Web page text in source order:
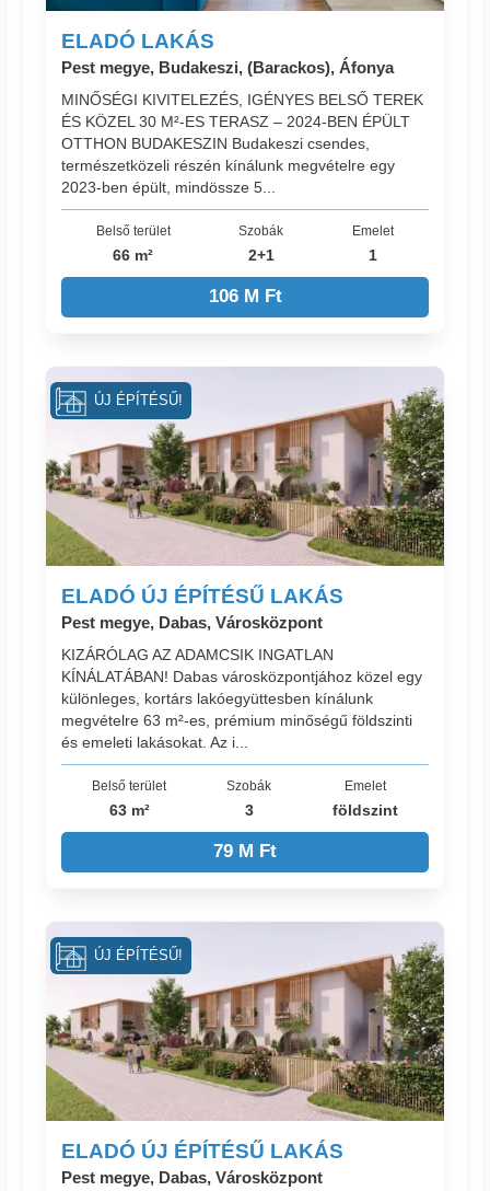
ELADÓ LAKÁS
Pest megye, Budakeszi, (Barackos), Áfonya
MINŐSÉGI KIVITELEZÉS, IGÉNYES BELSŐ TEREK
ÉS KÖZEL 30 M²-ES TERASZ – 2024-BEN ÉPÜLT
OTTHON BUDAKESZIN Budakeszi csendes,
természetközeli részén kínálunk megvételre egy
2023-ben épült, mindössze 5...
Belső terület
66 m²
Szobák
2+1
Emelet
1
106 M Ft
ELADÓ ÚJ ÉPÍTÉSŰ LAKÁS
Pest megye, Dabas, Városközpont
KIZÁRÓLAG AZ ADAMCSIK INGATLAN
KÍNÁLATÁBAN! Dabas városközpontjához közel egy
különleges, kortárs lakóegyüttesben kínálunk
megvételre 63 m²-es, prémium minőségű földszinti
és emeleti lakásokat. Az i...
Belső terület
63 m²
Szobák
3
Emelet
földszint
79 M Ft
ÚJ ÉPÍTÉSŰ!
ELADÓ ÚJ ÉPÍTÉSŰ LAKÁS
Pest megye, Dabas, Városközpont
ÚJ ÉPÍTÉSŰ!